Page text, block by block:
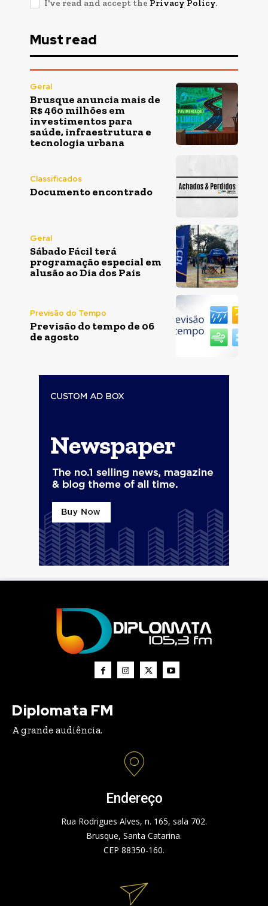
I've read and accept the Privacy Policy.
Must read
Geral
Brusque anuncia mais de
R$ 460 milhões em
investimentos para
saúde, infraestrutura e
tecnologia urbana
Classificados
Documento encontrado
Geral
Sábado Fácil terá
programação especial em
alusão ao Dia dos Pais
Previsão do Tempo
Previsão do tempo de 06
de agosto
Diplomata FM
A grande audiência.
Endereço
Rua Rodrigues Alves, n. 165, sala 702.
Brusque, Santa Catarina.
CEP 88350-160.